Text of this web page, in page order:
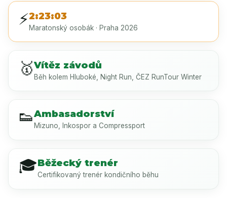
⚡2:23:03
Maratonský osobák · Praha 2026
🥇Vítěz závodů
Běh kolem Hluboké, Night Run, ČEZ RunTour Winter
👟Ambasadorství
Mizuno, Inkospor a Compressport
🎓Běžecký trenér
Certifikovaný trenér kondičního běhu